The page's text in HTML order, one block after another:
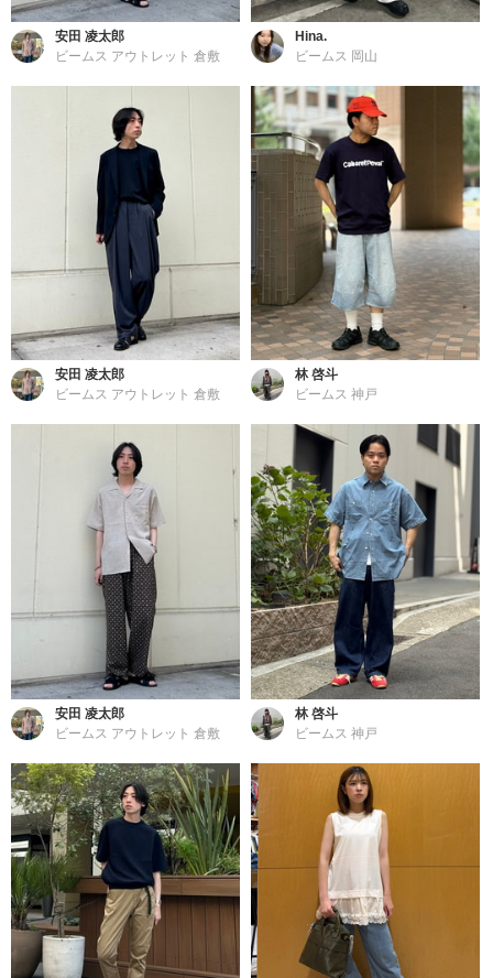
安田 凌太郎
ビームス アウトレット 倉敷
Hina.
ビームス 岡山
安田 凌太郎
ビームス アウトレット 倉敷
林 啓斗
ビームス 神戸
安田 凌太郎
ビームス アウトレット 倉敷
林 啓斗
ビームス 神戸